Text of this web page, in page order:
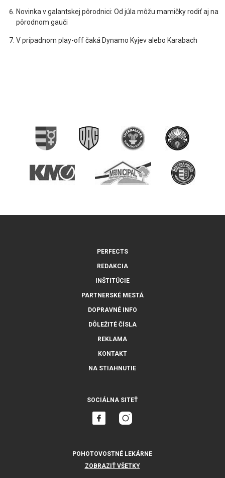
Novinka v galantskej pôrodnici: Od júla môžu mamičky rodiť aj na
pôrodnom gauči
V prípadnom play-off čaká Dynamo Kyjev alebo Karabach
PERFECTS
REDAKCIA
INŠTITÚCIE
PARTNERSKÉ MESTÁ
DOPRAVNÉ INFO
DÔLEŽITÉ ČÍSLA
REKLAMA
KONTAKT
NA STIAHNUTIE
SOCIÁLNA SITEŤ
POHOTOVOSTNÉ LEKÁRNE
ZOBRAZIŤ VŠETKY